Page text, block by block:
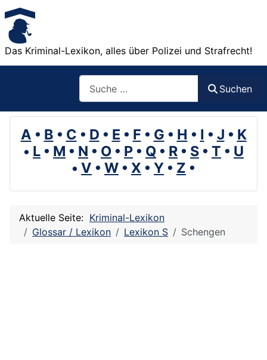
Das Kriminal-Lexikon, alles über Polizei und Strafrecht!
Suchen
A • B • C • D • E • F • G • H • I • J • K
• L • M • N • O • P • Q • R • S • T • U
• V • W • X • Y • Z •
Aktuelle Seite: Kriminal-Lexikon
Glossar / Lexikon
Lexikon S Schengen